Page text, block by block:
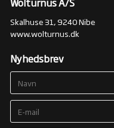
Skalhuse 31, 9240 Nibe
www.wolturnus.dk
Nyhedsbrev